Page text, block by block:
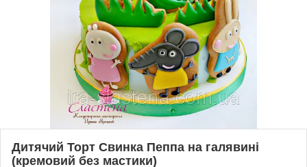
Дитячий Торт Свинка Пеппа на галявині
(кремовий без мастики)